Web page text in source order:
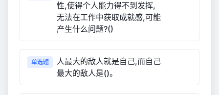
性,使得个人能力得不到发挥,
无法在工作中获取成就感,可能
产生什么问题?()
单选题
人最大的敌人就是自己,而自己
最大的敌人是()。